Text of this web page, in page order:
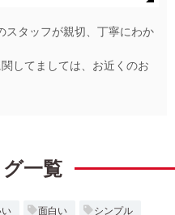
タッフが親切、丁寧にわか
してましては、お近くのお
一覧
面白い シンプル